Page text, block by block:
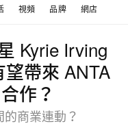
視頻 品牌 網店
Kyrie Irving
帶來 ANTA
作？
商業連動？